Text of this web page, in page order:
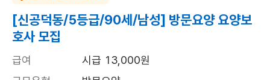
[신공덕동/5등급/90세/남성] 방문요양 요양보
호사 모집
급여
시급 13,000원